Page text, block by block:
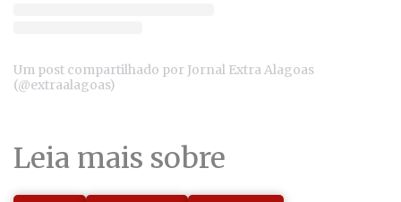
Um post compartilhado por Jornal Extra Alagoas
(@extraalagoas)
Leia mais sobre